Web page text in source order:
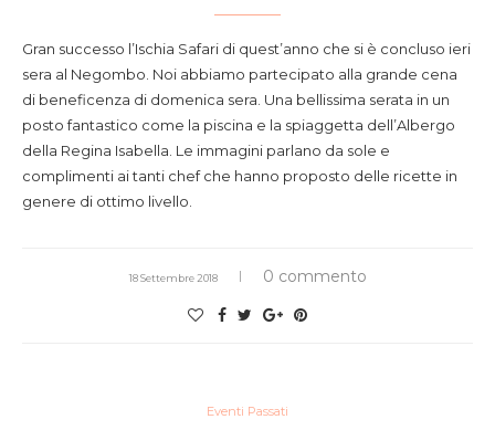
Gran successo l’Ischia Safari di quest’anno che si è concluso ieri
sera al Negombo. Noi abbiamo partecipato alla grande cena
di beneficenza di domenica sera. Una bellissima serata in un
posto fantastico come la piscina e la spiaggetta dell’Albergo
della Regina Isabella. Le immagini parlano da sole e
complimenti ai tanti chef che hanno proposto delle ricette in
genere di ottimo livello.
18 Settembre 2018 0 commento
Eventi Passati